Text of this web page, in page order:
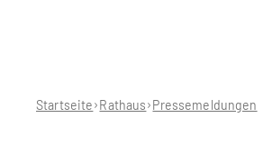
Startseite Rathaus Pressemeldungen